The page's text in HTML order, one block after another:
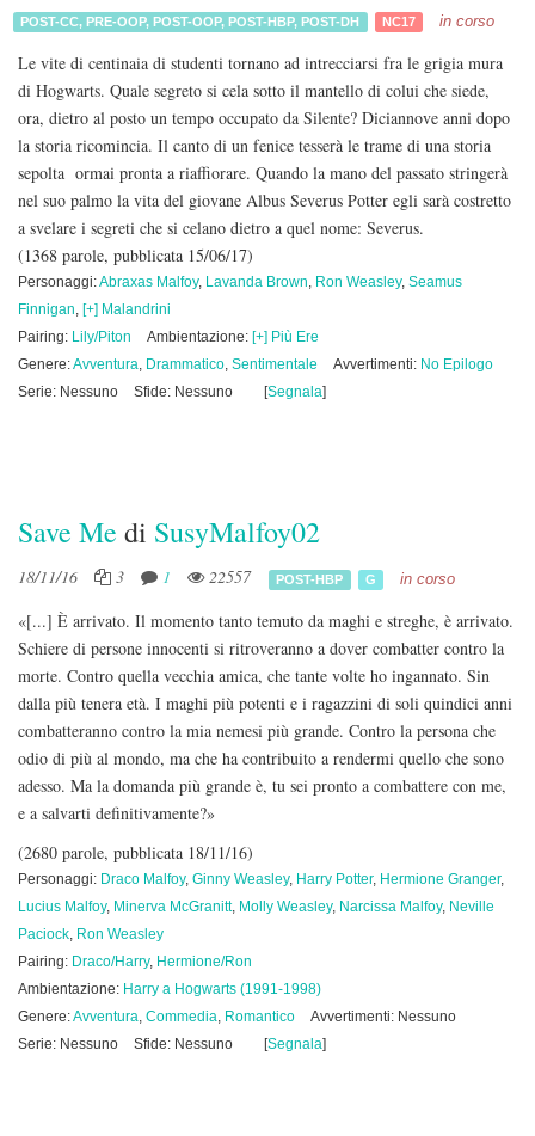
POST-CC,PRE-OOP,POST-OOP,POST-HBP,POST-DH NC17 in corso
Le vite di centinaia di studenti tornano ad intrecciarsi fra le grigia mura
di Hogwarts. Quale segreto si cela sotto il mantello di colui che siede,
ora, dietro al posto un tempo occupato da Silente? Diciannove anni dopo
la storia ricomincia. Il canto di un fenice tesserà le trame di una storia
sepolta ormai pronta a riaffiorare. Quando la mano del passato stringerà
nel suo palmo la vita del giovane Albus Severus Potter egli sarà costretto
a svelare i segreti che si celano dietro a quel nome: Severus.
(1368 parole, pubblicata 15/06/17)
Personaggi:Abraxas Malfoy, Lavanda Brown, Ron Weasley, Seamus
Finnigan, [+] Malandrini
Pairing: Lily/Piton Ambientazione: [+] Più Ere
Genere:Avventura, Drammatico, Sentimentale Avvertimenti: No Epilogo
Serie: Nessuno
Sfide: Nessuno [Segnala]
Save Me di SusyMalfoy02
18/11/16 3 1 22557 POST-HBP G in corso
«[...] È arrivato. Il momento tanto temuto da maghi e streghe, è arrivato.
Schiere di persone innocenti si ritroveranno a dover combatter contro la
morte. Contro quella vecchia amica, che tante volte ho ingannato. Sin
dalla più tenera età. I maghi più potenti e i ragazzini di soli quindici anni
combatteranno contro la mia nemesi più grande. Contro la persona che
odio di più al mondo, ma che ha contribuito a rendermi quello che sono
adesso. Ma la domanda più grande è, tu sei pronto a combattere con me,
e a salvarti definitivamente?»
(2680 parole, pubblicata 18/11/16)
Personaggi: Draco Malfoy, Ginny Weasley, Harry Potter, Hermione Granger,
Lucius Malfoy, Minerva McGranitt, Molly Weasley, Narcissa Malfoy, Neville
Paciock, Ron Weasley
Pairing: Draco/Harry, Hermione/Ron
Ambientazione: Harry a Hogwarts (1991-1998)
Genere:Avventura, Commedia, Romantico
Avvertimenti: Nessuno
Serie: Nessuno
Sfide: Nessuno [Segnala]